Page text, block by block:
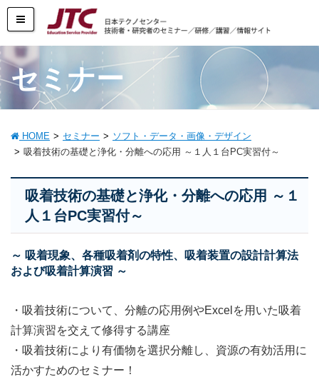
セミナー
HOME セミナー
ソフト・データ・画像・デザイン
吸着技術の基礎と浄化・分離への応用 ～１人１台PC実習付～
吸着技術の基礎と浄化・分離への応用 ～１
人１台PC実習付～
～ 吸着現象、各種吸着剤の特性、吸着装置の設計計算法
および吸着計算演習 ～
・吸着技術について、分離の応用例やExcelを用いた吸着
計算演習を交えて修得する講座
・吸着技術により有価物を選択分離し、資源の有効活用に
活かすためのセミナー！